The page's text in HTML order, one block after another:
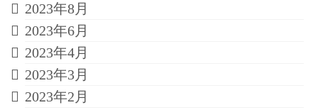
2023年8月
2023年6月
2023年4月
2023年3月
2023年2月